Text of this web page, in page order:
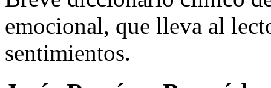
emocional, que lleva al
sentimientos.